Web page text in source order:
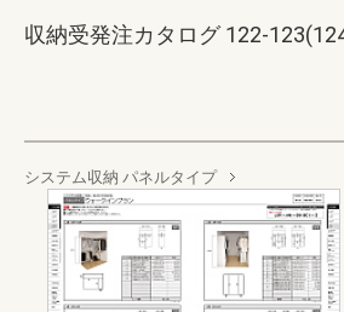
収納受発注カタログ 122-
システム収納 パネルタイプ